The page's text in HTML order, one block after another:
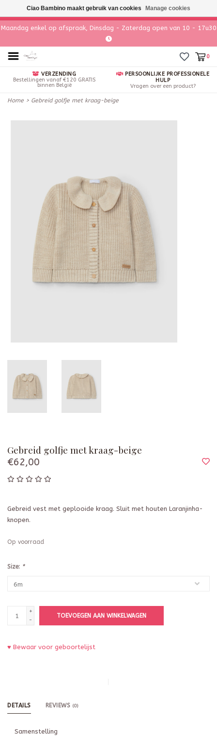
Maandag enkel op afspraak, Dinsdag - Zaterdag open van 10 - 17u30
0
VERZENDING
Bestellingen vanaf €120 GRATIS
binnen België
PERSOONLIJKE PROFESSIONELE
HULP
Vragen over een product?
Home > Gebreid golfje met kraag-beige
Gebreid golfje met kraag-beige
€62,00
Gebreid vest met geplooide kraag. Sluit met houten Laranjinha-
knopen.
Op voorraad
Size: *
+
-
TOEVOEGEN AAN WINKELWAGEN
♥ Bewaar voor geboortelijst
DETAILS REVIEWS (0)
Samenstelling
Ciao Bambino maakt gebruik van cookies Manage cookies